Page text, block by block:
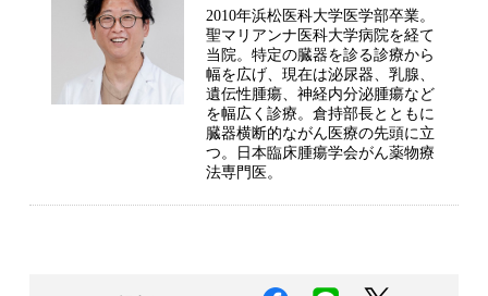
2010年浜松医科大学医学部卒業。
聖マリアンナ医科大学病院を経て
当院。特定の臓器を診る診療から
幅を広げ、現在は泌尿器、乳腺、
遺伝性腫瘍、神経内分泌腫瘍など
を幅広く診療。倉持部長とともに
臓器横断的ながん医療の先頭に立
つ。日本臨床腫瘍学会がん薬物療
法専門医。